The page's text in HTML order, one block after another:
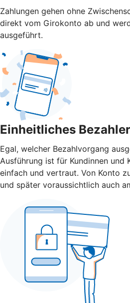
Zahlungen gehen ohne
direkt vom Girokonto ab und
ausgeführt.
Einheitliches
Egal, welcher Bezahlvorgang
Ausführung ist für Kundinnen und
einfach und vertraut. Von Konto
und später voraussichtlich auch